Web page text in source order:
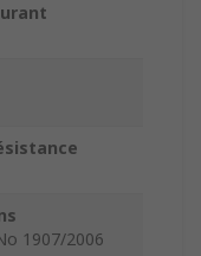
1907/2006